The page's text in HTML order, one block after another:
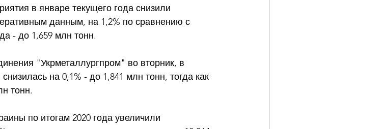
в январе текущего года снизили
данным, на 1,2% по сравнению с
- до 1,659 млн тонн.
"Укрметаллургпром" во вторник, в
на 0,1% - до 1,841 млн тонн, тогда как
тонн.
по итогам 2020 года увеличили